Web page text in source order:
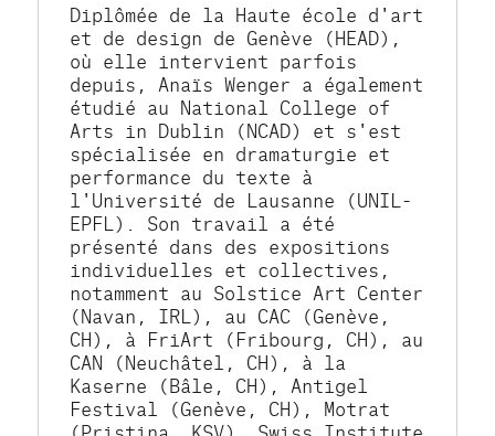
Diplômée de la Haute école d'art
et de design de Genève (HEAD),
où elle intervient parfois
depuis, Anaïs Wenger a également
étudié au National College of
Arts in Dublin (NCAD) et s'est
spécialisée en dramaturgie et
performance du texte à
l'Université de Lausanne (UNIL-
EPFL). Son travail a été
présenté dans des expositions
individuelles et collectives,
notamment au Solstice Art Center
(Navan, IRL), au CAC (Genève,
CH), à FriArt (Fribourg, CH), au
CAN (Neuchâtel, CH), à la
Kaserne (Bâle, CH), Antigel
Festival (Genève, CH), Motrat